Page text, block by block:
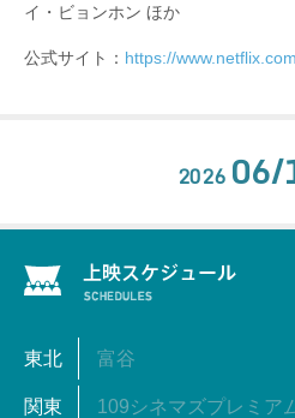
イ・ビョンホン ほか
公式サイト： https://
2026 06/
東北 富谷
関東 109シネマズプレミア